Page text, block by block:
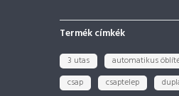
Termék címkék
3 utas automatikus
csap
csaptelep